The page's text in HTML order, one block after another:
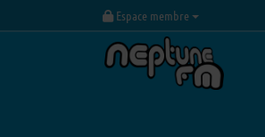
Espace membre